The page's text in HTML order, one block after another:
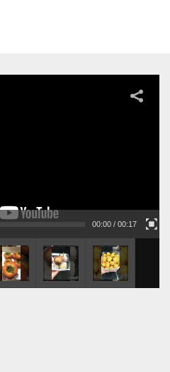
00:00 / 00:17